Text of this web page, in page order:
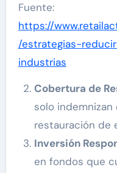
Fuente:
https://
/estrategias-
industrias
Cobertura de
solo
restauración de
Inversión
en fondos que